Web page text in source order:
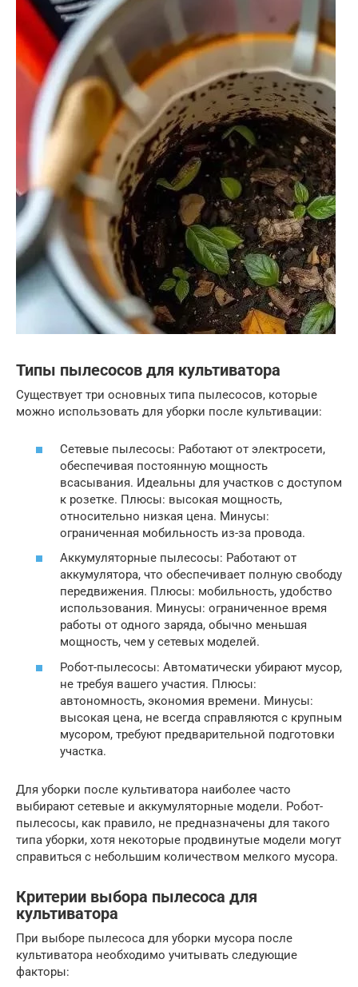
Типы пылесосов для культиватора
Существует три основных типа пылесосов, которые
можно использовать для уборки после культивации:
Сетевые пылесосы: Работают от электросети,
обеспечивая постоянную мощность
всасывания. Идеальны для участков с доступом
к розетке. Плюсы: высокая мощность,
относительно низкая цена. Минусы:
ограниченная мобильность из-за провода.
Аккумуляторные пылесосы: Работают от
аккумулятора, что обеспечивает полную свободу
передвижения. Плюсы: мобильность, удобство
использования. Минусы: ограниченное время
работы от одного заряда, обычно меньшая
мощность, чем у сетевых моделей.
Робот-пылесосы: Автоматически убирают мусор,
не требуя вашего участия. Плюсы:
автономность, экономия времени. Минусы:
высокая цена, не всегда справляются с крупным
мусором, требуют предварительной подготовки
участка.
Для уборки после культиватора наиболее часто
выбирают сетевые и аккумуляторные модели. Робот-
пылесосы, как правило, не предназначены для такого
типа уборки, хотя некоторые продвинутые модели могут
справиться с небольшим количеством мелкого мусора.
Критерии выбора пылесоса для
культиватора
При выборе пылесоса для уборки мусора после
культиватора необходимо учитывать следующие
факторы: